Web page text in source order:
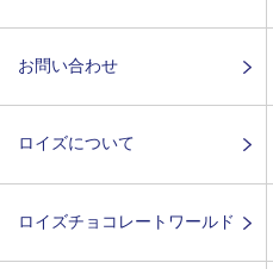
お問い合わせ
ロイズについて
ロイズチョコレートワールド